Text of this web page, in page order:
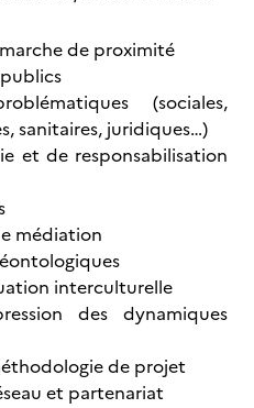
de proximité
(sociales,
sanitaires, juridiques…)
et de responsabilisation
médiation
interculturelle
des dynamiques
de projet
et partenariat